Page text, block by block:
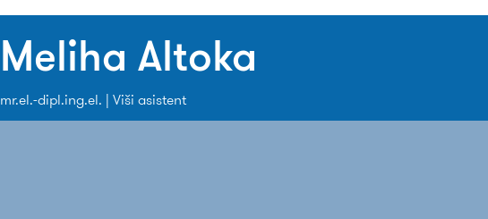
Meliha Altoka
mr.el.-dipl.ing.el. | Viši asistent